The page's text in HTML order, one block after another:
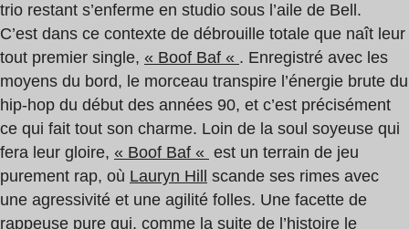
trio restant s’enferme en studio sous l’aile de Bell.
C’est dans ce contexte de débrouille totale que naît leur
tout premier single, « Boof Baf « . Enregistré avec les
moyens du bord, le morceau transpire l’énergie brute du
hip-hop du début des années 90, et c’est précisément
ce qui fait tout son charme. Loin de la soul soyeuse qui
fera leur gloire, « Boof Baf « est un terrain de jeu
purement rap, où Lauryn Hill
scande ses rimes avec
une agressivité et une agilité folles. Une facette de
rappeuse pure qui, comme la suite de l’histoire le